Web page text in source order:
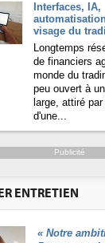
bientôt
et
Interfaces, IA,
visage du
Longtemps
de financiers
monde du
peu ouvert à
large, attiré
d'une...
Publicité
ENTRETIEN
« Notre